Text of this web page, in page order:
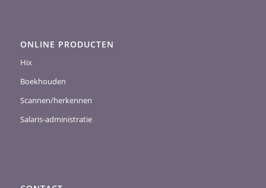
ONLINE PRODUCTEN
Hix
Boekhouden
Scannen/herkennen
Salaris-administratie